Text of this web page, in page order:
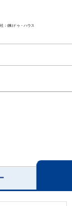
：(株)ドゥ・ハウス